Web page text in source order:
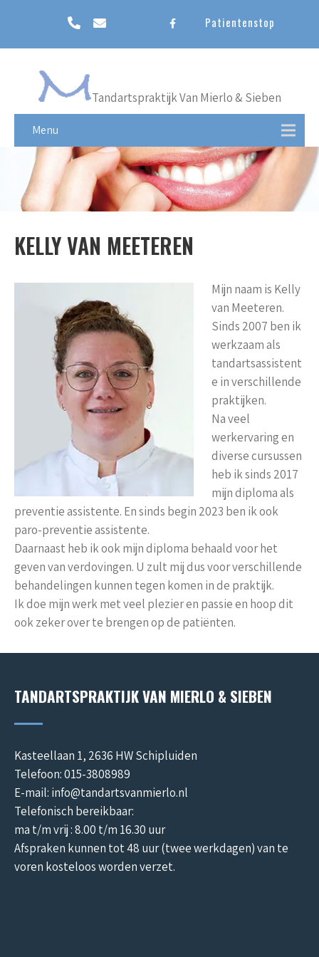
Patientenstop
Tandartspraktijk Van Mierlo & Sieben
Menu
KELLY VAN MEETEREN
Mijn naam is Kelly
van Meeteren.
Sinds 2007 ben ik
werkzaam als
tandartsassistent
e in verschillende
praktijken.
Na veel
werkervaring en
diverse cursussen
heb ik sinds 2017
mijn diploma als
preventie assistente. En sinds begin 2023 ben ik ook
paro-preventie assistente.
Daarnaast heb ik ook mijn diploma behaald voor het
geven van verdovingen. U zult mij dus voor verschillende
behandelingen kunnen tegen komen in de praktijk.
Ik doe mijn werk met veel plezier en passie en hoop dit
ook zeker over te brengen op de patiënten.
TANDARTSPRAKTIJK VAN MIERLO & SIEBEN
Kasteellaan 1, 2636 HW Schipluiden
Telefoon: 015-3808989
E-mail: info@tandartsvanmierlo.nl
Telefonisch bereikbaar:
ma t/m vrij : 8.00 t/m 16.30 uur
Afspraken kunnen tot 48 uur (twee werkdagen) van te
voren kosteloos worden verzet.